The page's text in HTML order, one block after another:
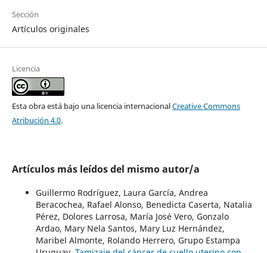
Sección
Artículos originales
Licencia
Esta obra está bajo una licencia internacionalCreative Commons
Atribución 4.0.
Artículos más leídos del mismo autor/a
Guillermo Rodríguez, Laura García, Andrea
Beracochea, Rafael Alonso, Benedicta Caserta, Natalia
Pérez, Dolores Larrosa, María José Vero, Gonzalo
Ardao, Mary Nela Santos, Mary Luz Hernández,
Maribel Almonte, Rolando Herrero, Grupo Estampa